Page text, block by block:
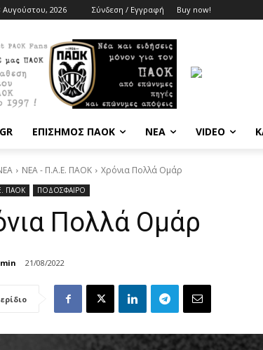
Αυγούστου, 2026 Σύνδεση / Εγγραφή Buy now!
ΕΠΙΣΗΜΟΣ ΠΑΟΚ ΝΕΑ VIDEO
ΝΕΑ - Π.Α.Ε. ΠΑΟΚ Χρόνια Πολλά Ομάρ
ΠΑΟΚ ΠΟΔΟΣΦΑΙΡΟ
Πολλά Ομάρ
21/08/2022